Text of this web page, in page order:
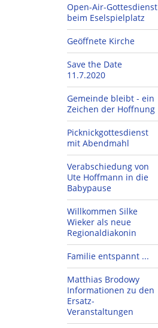
Open-Air-Gottesdienst
beim Eselspielplatz
Geöffnete Kirche
Save the Date
11.7.2020
Gemeinde bleibt - ein
Zeichen der Hoffnung
Picknickgottesdienst
mit Abendmahl
Verabschiedung von
Ute Hoffmann in die
Babypause
Willkommen Silke
Wieker als neue
Regionaldiakonin
Familie entspannt ...
Matthias Brodowy
Informationen zu den
Ersatz-
Veranstaltungen